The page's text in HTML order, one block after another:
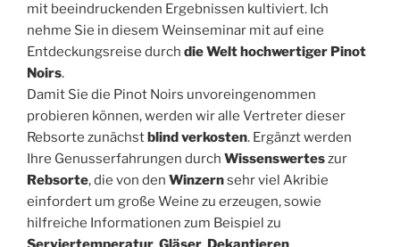
mit beeindruckenden Ergebnissen kultiviert. Ich
nehme Sie in diesem Weinseminar mit auf eine
Entdeckungsreise durch die Welt hochwertiger Pinot
Noirs.
Damit Sie die Pinot Noirs unvoreingenommen
probieren können, werden wir alle Vertreter dieser
Rebsorte zunächstblind verkosten. Ergänzt werden
Ihre Genusserfahrungen durch Wissenswerteszur
Rebsorte, die von den Winzernsehr viel Akribie
einfordert um große Weine zu erzeugen, sowie
hilfreiche Informationen zum Beispiel zu